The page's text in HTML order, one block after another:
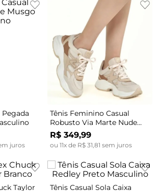
Pegada
juros
Tênis Feminino Casual
Robusto Via Marte Nude
Branco
R$ 349,99
ou 11x de R$ 31 81 sem juros
Taylor
Tênis Casual Sola Caixa